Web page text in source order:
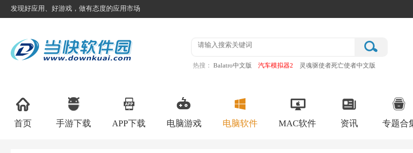
发现好应用、好游戏，做有态度的应用市场
热搜： Balatro中文版 汽车模拟器2
灵魂驱使者死亡使者中文版
首页 手游下载 APP下载 电脑游戏 电脑软件 MAC软件 资讯 专题合